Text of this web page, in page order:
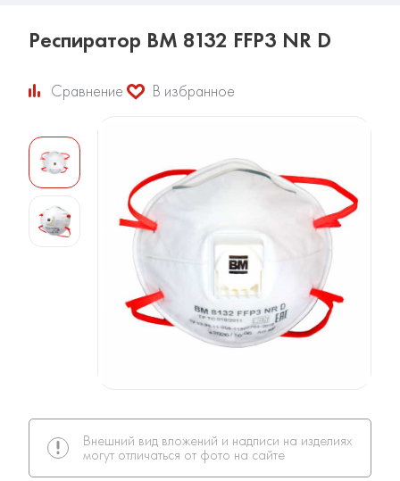
Респиратор ВМ 8132 FFP3 NR D
Сравнение В избранное
Внешний вид вложений и надписи на изделиях
могут отличаться от фото на сайте